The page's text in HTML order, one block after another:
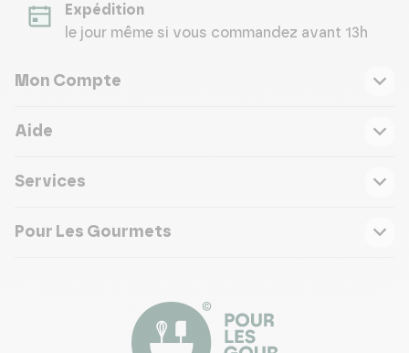
Expédition
le jour même si vous commandez avant 13h
Mon Compte
Aide
Services
Pour Les Gourmets